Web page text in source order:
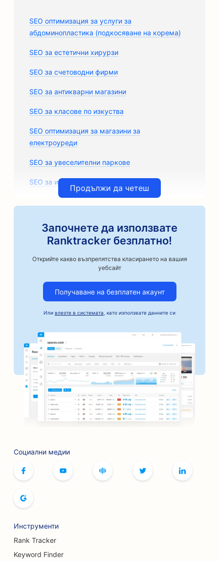
SEO оптимизация за услуги за
абдоминопластика (подкосяване на корема)
SEO за естетични хирурзи
SEO за счетоводни фирми
SEO за антикварни магазини
SEO за класове по изкуства
SEO оптимизация за магазини за
електроуреди
SEO за увеселителни паркове
SEO за игрални зали
кафе
SEO оптимизация за автосервизи
SEO за автомобилни фирми
SEO оптимизация за услуги за поръчители
SEO за банки
SEO за пекарни
SEO за фризьорски салони
SEO оптимизация за барбекю стави
SEO за услуги с ботокс и филъри
SEO за боулинг зали
SEO оптимизация за пекарни за хляб
Продължи да четеш
Започнете да използвате
Ranktracker безплатно!
Открийте какво възпрепятства класирането на вашия
уебсайт
Получаване на безплатен акаунт
Или влезте в системата , като използвате данните си
Социални медии
Инструменти
Rank Tracker
Keyword Finder